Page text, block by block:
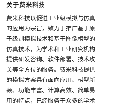
关于费米科技
费米科技以促进工业级模拟与仿真
的应用为宗旨，致力于推广基于原
子级别模拟技术和基于图像模型的
仿真技术，为学术和工业研究机构
提供研发咨询、软件部署、技术攻
关等全方位的服务。费米科技提供
的模拟方案具有面向应用、模型新
颖、功能丰富、计算高效、简单易
用的特点，已经服务于众多的学术